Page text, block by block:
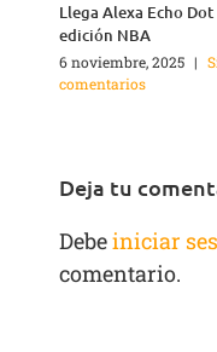
Llega Alexa Echo Dot
edición NBA
6 noviembre, 2025 |
comentarios
Deja tu
Debeiniciar
comentario.